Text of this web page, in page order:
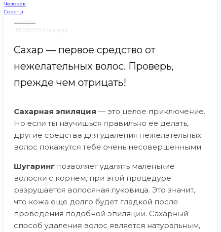
Человек
Советы
Советы
19.09.2016 1 минута
Сахар — первое средство от
нежелательных волос. Проверь,
прежде чем отрицать!
Сахарная эпиляция — это целое приключение.
Но если ты научишься правильно ее делать,
другие средства для удаления нежелательных
волос покажутся тебе очень несовершенными.
Шугаринг позволяет удалять маленькие
волоски с корнем, при этой процедуре
разрушается волосяная луковица. Это значит,
что кожа еще долго будет гладкой после
проведения подобной эпиляции. Сахарный
способ удаления волос является натуральным,